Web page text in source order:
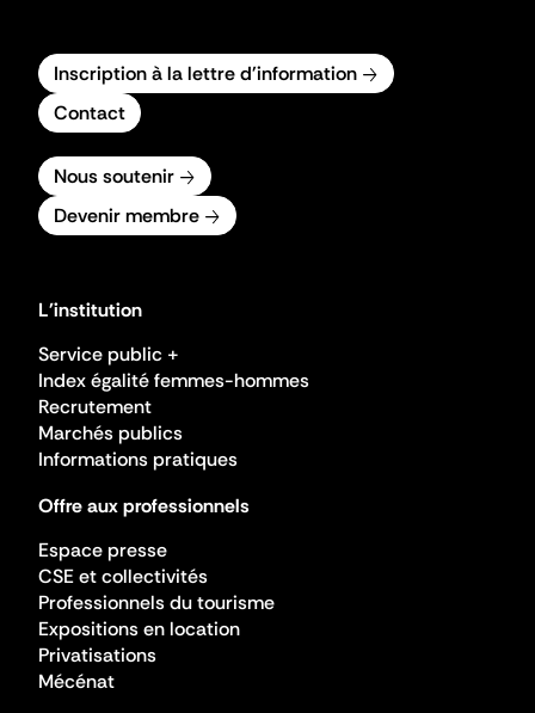
Inscription à la lettre d'information
Contact
Nous soutenir
Devenir membre
L'institution
Service public +
Index égalité femmes-hommes
Recrutement
Marchés publics
Informations pratiques
Offre aux professionnels
Espace presse
CSE et collectivités
Professionnels du tourisme
Expositions en location
Privatisations
Mécénat